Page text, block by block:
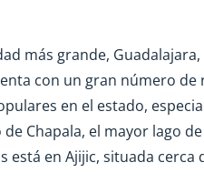
más grande,
con un gran número
en el estado,
Chapala, el mayor lago
en Ajijic, situada cerca